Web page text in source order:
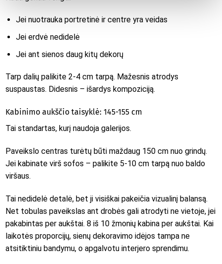
Jei nuotrauka portretinė ir centre yra veidas
Jei erdvė nedidelė
Jei ant sienos daug kitų dekorų
Tarp dalių palikite 2-4 cm tarpą. Mažesnis atrodys
suspaustas. Didesnis – išardys kompoziciją.
Kabinimo aukščio taisyklė: 145-155 cm
Tai standartas, kurį naudoja galerijos.
Paveikslo centras turėtų būti maždaug 150 cm nuo grindų.
Jei kabinate virš sofos – palikite 5-10 cm tarpą nuo baldo
viršaus.
Tai nedidelė detalė, bet ji visiškai pakeičia vizualinį balansą.
Net tobulas paveikslas ant drobės gali atrodyti ne vietoje, jei
pakabintas per aukštai. 8 iš 10 žmonių kabina per aukštai. Kai
laikotės proporcijų, sienų dekoravimo idėjos tampa ne
atsitiktiniu bandymu, o apgalvotu interjero sprendimu.